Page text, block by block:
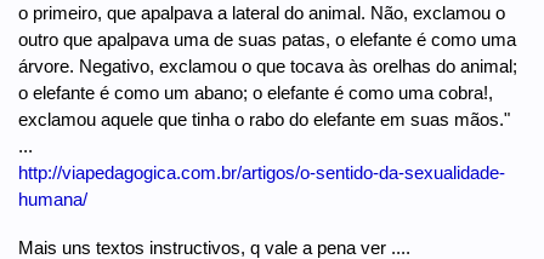
o primeiro, que apalpava a lateral do animal. Não, exclamou o
outro que apalpava uma de suas patas, o elefante é como uma
árvore. Negativo, exclamou o que tocava às orelhas do animal;
o elefante é como um abano; o elefante é como uma cobra!,
exclamou aquele que tinha o rabo do elefante em suas mãos."
...
http://viapedagogica.com.br/artigos/o-sentido-da-sexualidade-
humana/
Mais uns textos instructivos, q vale a pena ver ....